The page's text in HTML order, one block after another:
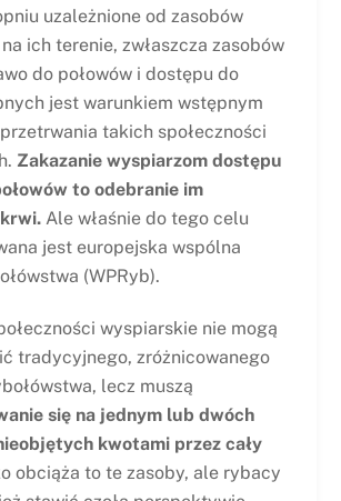
uzależnione od zasobów
ich terenie, zwłaszcza zasobów
do połowów i dostępu do
jest warunkiem wstępnym
takich społeczności
Zakazanie wyspiarzom dostępu
to odebranie im
Ale właśnie do tego celu
jest europejska wspólna
(WPRyb).
wyspiarskie nie mogą
tradycyjnego, zróżnicowanego
lecz muszą
się na jednym lub dwóch
kwotami przez cały
obciąża to te zasoby, ale rybacy